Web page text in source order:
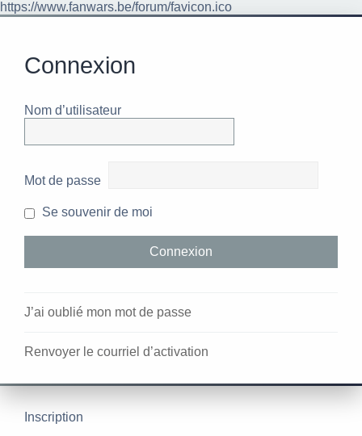
https://www.fanwars.be/forum/favicon.ico
Connexion
Nom d’utilisateur
Mot de passe
Se souvenir de moi
J’ai oublié mon mot de passe
Renvoyer le courriel d’activation
Inscription